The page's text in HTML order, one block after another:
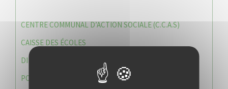
CENTRE COMMUNAL D’ACTION SOCIALE (C.C.A.S)
CAISSE DES ÉCOLES
DIRECTION DES SERVICES TECHNIQUES
POLICE MUNICIPALE